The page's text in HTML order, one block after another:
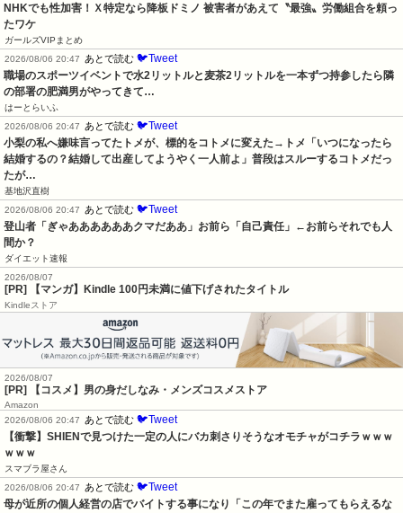
NHKでも性加害！Ｘ特定なら降板ドミノ 被害者があえて〝最強〟労働組合を頼っ
たワケ
ガールズVIPまとめ
2026/08/06 20:47
あとで読む 🐦Tweet
職場のスポーツイベントで水2リットルと麦茶2リットルを一本ずつ持参したら隣
の部署の肥満男がやってきて…
はーとらいふ
2026/08/06 20:47
あとで読む 🐦Tweet
小梨の私へ嫌味言ってたトメが、標的をコトメに変えた→トメ「いつになったら
結婚するの？結婚して出産してようやく一人前よ」普段はスルーするコトメだっ
たが…
基地沢直樹
2026/08/06 20:47
あとで読む 🐦Tweet
登山者「ぎゃああああああクマだああ」お前ら「自己責任」←お前らそれでも人
間か？
ダイエット速報
2026/08/07
[PR] 【マンガ】Kindle 100円未満に値下げされたタイトル
Kindleストア
2026/08/07
[PR] 【コスメ】男の身だしなみ・メンズコスメストア
Amazon
2026/08/06 20:47
あとで読む 🐦Tweet
【衝撃】SHIENで見つけた一定の人にバカ刺さりそうなオモチャがコチラｗｗｗ
ｗｗｗ
スマブラ屋さん
2026/08/06 20:47
あとで読む 🐦Tweet
母が近所の個人経営の店でバイトする事になり「この年でまた雇ってもらえるな